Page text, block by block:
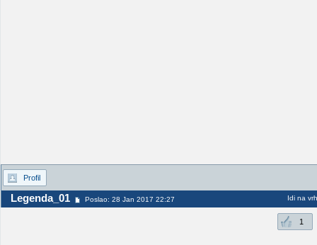
Profil
Legenda_01 Poslao: 28 Jan 2017 22:27 Idi na vrh
1